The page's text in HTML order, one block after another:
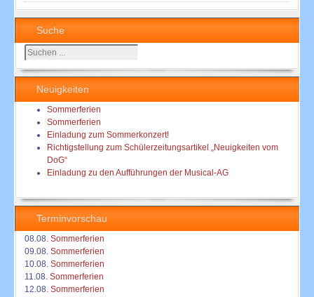
Suche
Suchen
...
Neuigkeiten
Sommerferien
Sommerferien
Einladung zum Sommerkonzert!
Richtigstellung zum Schülerzeitungsartikel „Neuigkeiten vom
DoG“
Einladung zu den Aufführungen der Musical-AG
Terminvorschau
08.08. Sommerferien
09.08. Sommerferien
10.08. Sommerferien
11.08. Sommerferien
12.08. Sommerferien